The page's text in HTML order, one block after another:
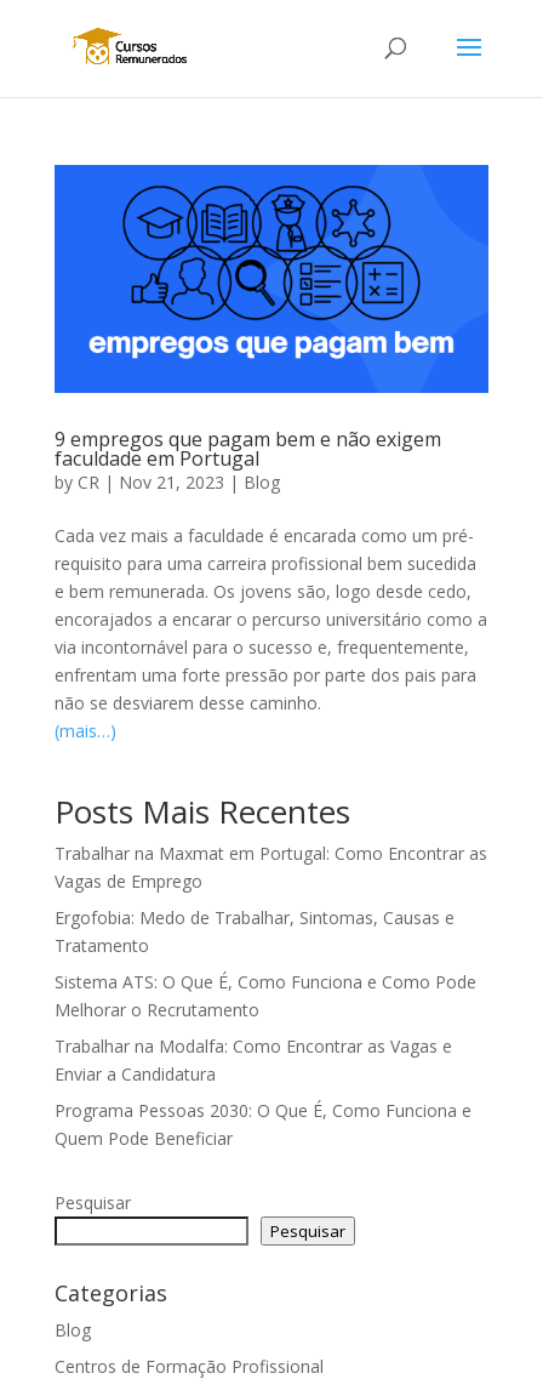
9 empregos que pagam bem e não exigem
faculdade em Portugal
by CR | Nov 21, 2023 | Blog
Cada vez mais a faculdade é encarada como um pré-
requisito para uma carreira profissional bem sucedida
e bem remunerada. Os jovens são, logo desde cedo,
encorajados a encarar o percurso universitário como a
via incontornável para o sucesso e, frequentemente,
enfrentam uma forte pressão por parte dos pais para
não se desviarem desse caminho.
(mais…)
Posts Mais Recentes
Trabalhar na Maxmat em Portugal: Como Encontrar as
Vagas de Emprego
Ergofobia: Medo de Trabalhar, Sintomas, Causas e
Tratamento
Sistema ATS: O Que É, Como Funciona e Como Pode
Melhorar o Recrutamento
Trabalhar na Modalfa: Como Encontrar as Vagas e
Enviar a Candidatura
Programa Pessoas 2030: O Que É, Como Funciona e
Quem Pode Beneficiar
Pesquisar
Pesquisar
Categorias
Blog
Centros de Formação Profissional